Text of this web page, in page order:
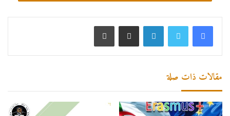
لينكدإن مشاركة عبر البريد طباعة
مقالات ذات صلة